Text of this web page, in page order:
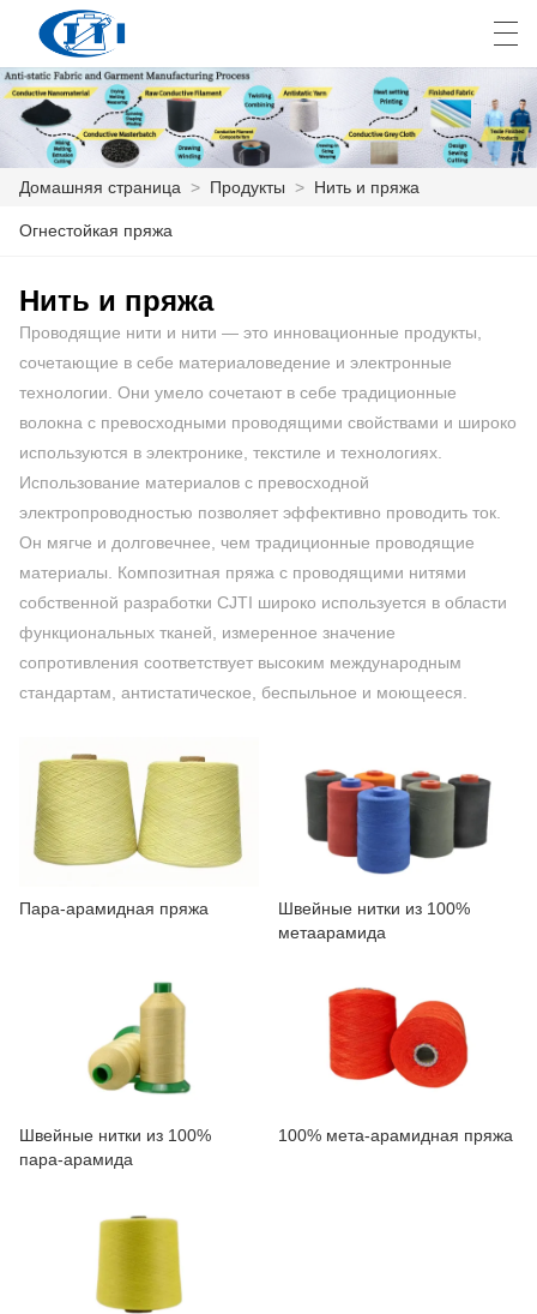
ДОМАШНЯЯ СТРАНИЦА
КАСТОМИЗАЦИЯ
О НАС
СВЯЖИТЕСЬ С НАМИ
ВИДЕО
العربية česky Deutsch English
Домашняя страница > Продукты > Нить и пряжа
Огнестойкая пряжа
Нить и пряжа
Проводящие нити и нити — это инновационные продукты,
сочетающие в себе материаловедение и электронные
технологии. Они умело сочетают в себе традиционные
волокна с превосходными проводящими свойствами и широко
используются в электронике, текстиле и технологиях.
Использование материалов с превосходной
электропроводностью позволяет эффективно проводить ток.
Он мягче и долговечнее, чем традиционные проводящие
материалы. Композитная пряжа с проводящими нитями
собственной разработки CJTI широко используется в области
функциональных тканей, измеренное значение
сопротивления соответствует высоким международным
стандартам, антистатическое, беспыльное и моющееся.
Пара-арамидная пряжа
Швейные нитки из 100%
метаарамида
Швейные нитки из 100%
пара-арамида
100% мета-арамидная пряжа